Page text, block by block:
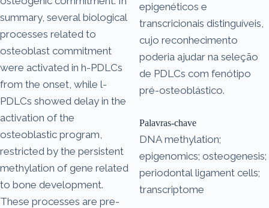
summary, several biological
processes related to
osteoblast commitment
were activated in h-PDLCs
from the onset, while l-
PDLCs showed delay in the
activation of the
osteoblastic program,
restricted by the persistent
methylation of gene related
to bone development.
These processes are pre-
epigenéticos e
transcricionais distinguíveis,
cujo reconhecimento
poderia ajudar na seleção
de PDLCs com fenótipo
pré-osteoblástico.
Palavras-chave
DNA methylation;
epigenomics; osteogenesis;
periodontal ligament cells;
transcriptome